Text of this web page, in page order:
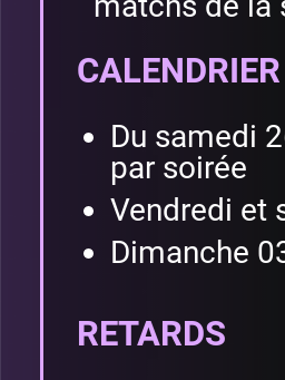
CALENDRIER
Du samedi
par soirée
Vendredi et
Dimanche
RETARDS